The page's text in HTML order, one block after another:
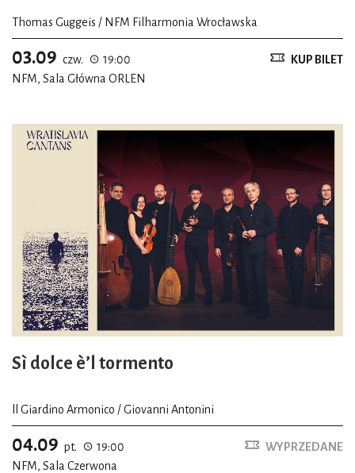
Thomas Guggeis / NFM Filharmonia Wrocławska
03.09 czw.
19:00
NFM, Sala Główna ORLEN
KUP BILET
Sì dolce è’l tormento
ll Giardino Armonico / Giovanni Antonini
04.09 pt.
19:00
NFM, Sala Czerwona
WYPRZEDANE